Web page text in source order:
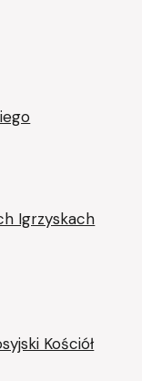
Igrzyskach
Kościół